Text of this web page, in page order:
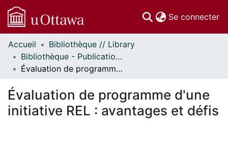
Se connecter
Communautés
et collections
Parcourir
Statistiques
À propos
Accueil
Bibliothèque // Library
Bibliothèque - Publications // Library - Publications
Évaluation de programme d'une initiative REL : avantages et défis
Évaluation de programme d'une
initiative REL : avantages et défis